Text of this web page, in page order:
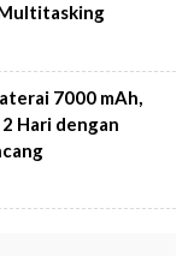
7000 mAh,
Hari dengan